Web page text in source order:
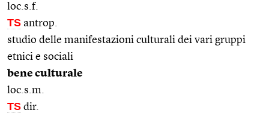
loc.s.f.
TS antrop.
studio delle manifestazioni culturali dei vari gruppi
etnici e sociali
bene culturale
loc.s.m.
TS dir.